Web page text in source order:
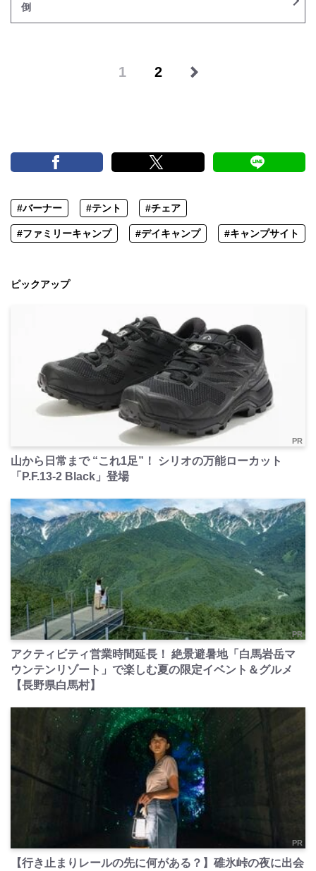
倒
1 2
#バーナー #テント #チェア
#ファミリーキャンプ #デイキャンプ #キャンプサイト
ピックアップ
PR
山から日常まで “これ1足”！ シリオの万能ローカット
「P.F.13-2 Black」登場
PR
アクティビティ営業時間延長！ 絶景避暑地「白馬岩岳マ
ウンテンリゾート」で楽しむ夏の限定イベント＆グルメ
【長野県白馬村】
PR
【行き止まりレールの先に何がある？】碓氷峠の夜に出会